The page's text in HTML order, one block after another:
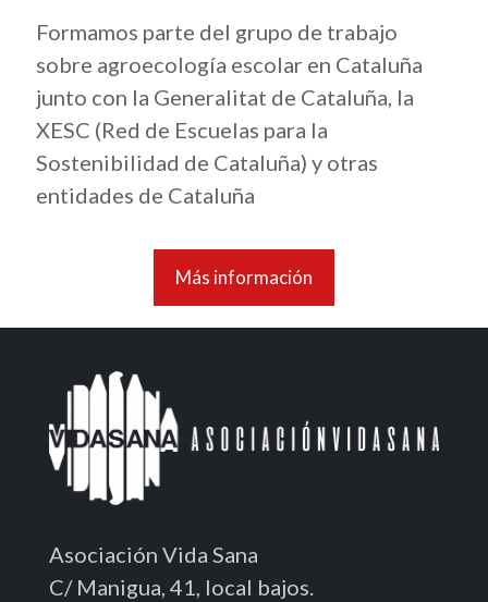
Formamos parte del grupo de trabajo
sobre agroecología escolar en Cataluña
junto con la Generalitat de Cataluña, la
XESC (Red de Escuelas para la
Sostenibilidad de Cataluña) y otras
entidades de Cataluña
Más información
Asociación Vida Sana
C/ Manigua, 41, local bajos.